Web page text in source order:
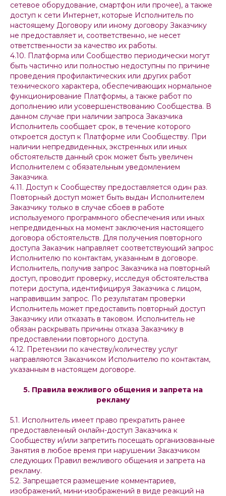
сетевое оборудование, смартфон или прочее), а также
доступ к сети Интернет, которые Исполнитель по
настоящему Договору или иному договору Заказчику
не предоставляет и, соответственно, не несет
ответственности за качество их работы.
4.10. Платформа или Сообщество периодически могут
быть частично или полностью недоступны по причине
проведения профилактических или других работ
технического характера, обеспечивающих нормальное
функционирование Платформы, а также работ по
дополнению или усовершенствованию Сообщества. В
данном случае при наличии запроса Заказчика
Исполнитель сообщает срок, в течение которого
откроется доступ к Платформе или Сообществу. При
наличии непредвиденных, экстренных или иных
обстоятельств данный срок может быть увеличен
Исполнителем с обязательным уведомлением
Заказчика.
4.11. Доступ к Сообществу предоставляется один раз.
Повторный доступ может быть выдан Исполнителем
Заказчику только в случае сбоев в работе
используемого программного обеспечения или иных
непредвиденных на момент заключения настоящего
договора обстоятельств. Для получения повторного
доступа Заказчик направляет соответствующий запрос
Исполнителю по контактам, указанным в договоре.
Исполнитель, получив запрос Заказчика на повторный
доступ, проводит проверку, исследуя обстоятельства
потери доступа, идентифицируя Заказчика с лицом,
направившим запрос. По результатам проверки
Исполнитель может предоставить повторный доступ
Заказчику или отказать в таковом. Исполнитель не
обязан раскрывать причины отказа Заказчику в
предоставлении повторного доступа.
4.12. Претензии по качеству/количеству услуг
направляются Заказчиком Исполнителю по контактам,
указанным в настоящем договоре.
5. Правила вежливого общения и запрета на
рекламу
5.1. Исполнитель имеет право прекратить ранее
предоставленный онлайн-доступ Заказчика к
Сообществу и/или запретить посещать организованные
Занятия в любое время при нарушении Заказчиком
следующих Правил вежливого общения и запрета на
рекламу.
5.2. Запрещается размещение комментариев,
изображений, мини-изображений в виде реакций на